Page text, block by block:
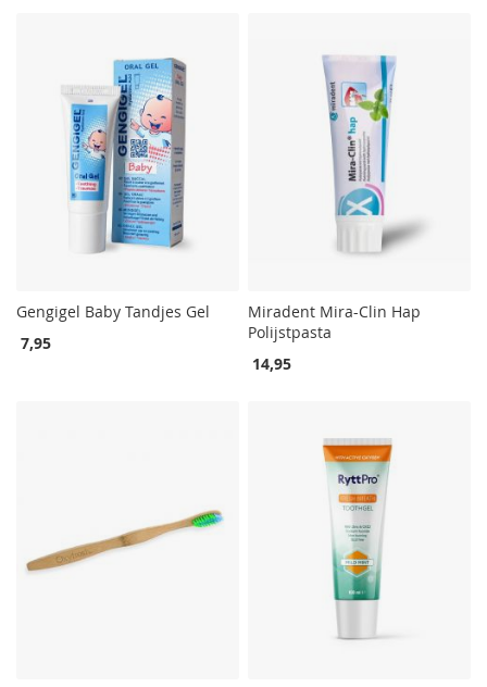
Gengigel Baby Tandjes Gel
7,95
Miradent Mira-Clin Hap
Polijstpasta
14,95